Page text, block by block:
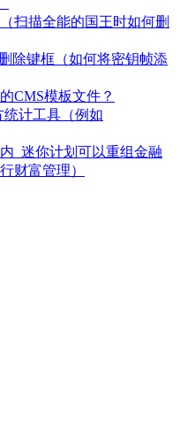
扫描全能的国王时如何删
除键框（如何将密钥帧添
CMS模板文件？
计工具（例如
_迷你计划可以重组金融
财富管理）